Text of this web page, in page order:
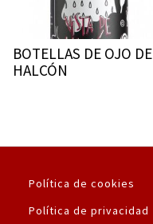
BOTELLAS DE OJO DE
HALCÓN
Política de cookies
Política de privacidad